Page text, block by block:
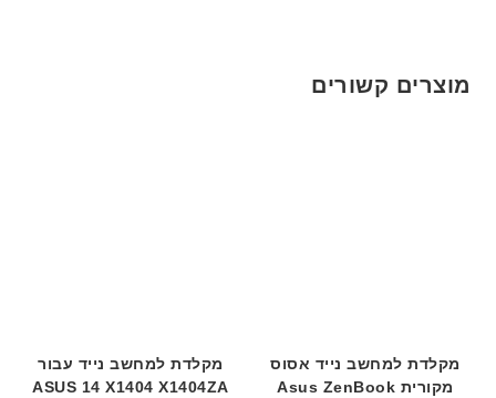
מוצרים קשורים
מקלדת למחשב נייד אסוס
מקורית Asus ZenBook
מקלדת למחשב נייד עבור
ASUS 14 X1404 X1404ZA